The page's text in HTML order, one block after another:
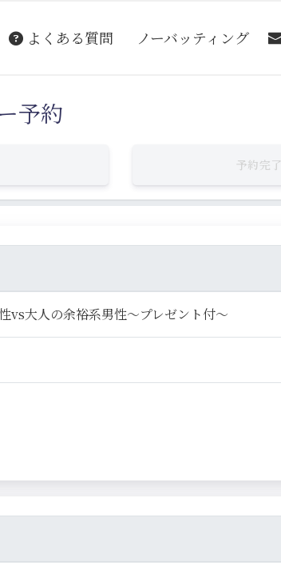
よくある質問 ノーバッティング
予約
予約完了
vs大人の余裕系男性～プレゼント付～